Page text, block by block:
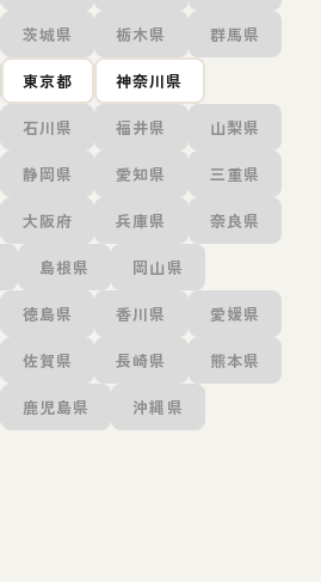
茨城県 栃木県 群馬県
東京都 神奈川県
石川県 福井県 山梨県
静岡県 愛知県 三重県
大阪府 兵庫県 奈良県
島根県 岡山県
徳島県 香川県 愛媛県
佐賀県 長崎県 熊本県
鹿児島県 沖縄県